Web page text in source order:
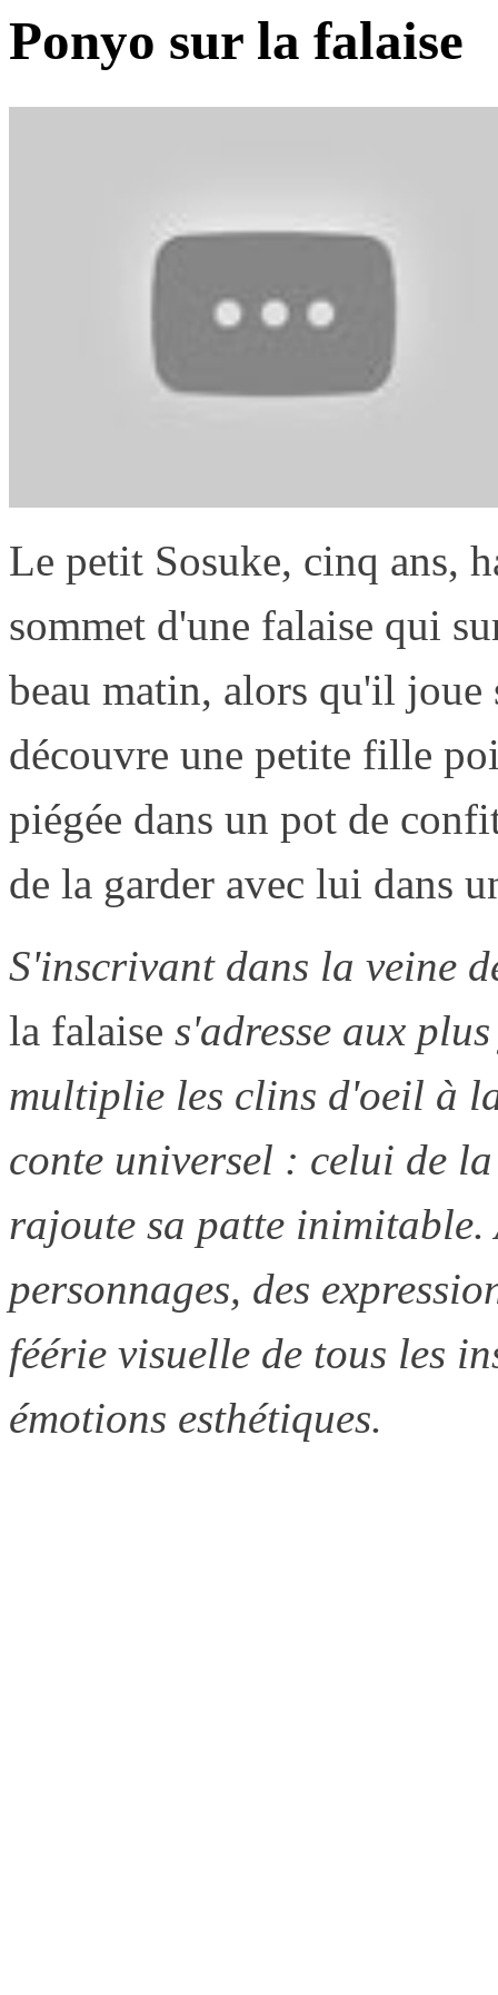
Ponyo sur la falaise
Le petit Sosuke, cinq ans,
sommet d'une falaise qui
beau matin, alors qu'il joue
découvre une petite fille
piégée dans un pot de
de la garder avec lui dans
S'inscrivant dans la veine
la falaise s'adresse aux
multiplie les clins d'oeil à
conte universel : celui de
rajoute sa patte
personnages, des
féérie visuelle de tous les
émotions esthétiques.